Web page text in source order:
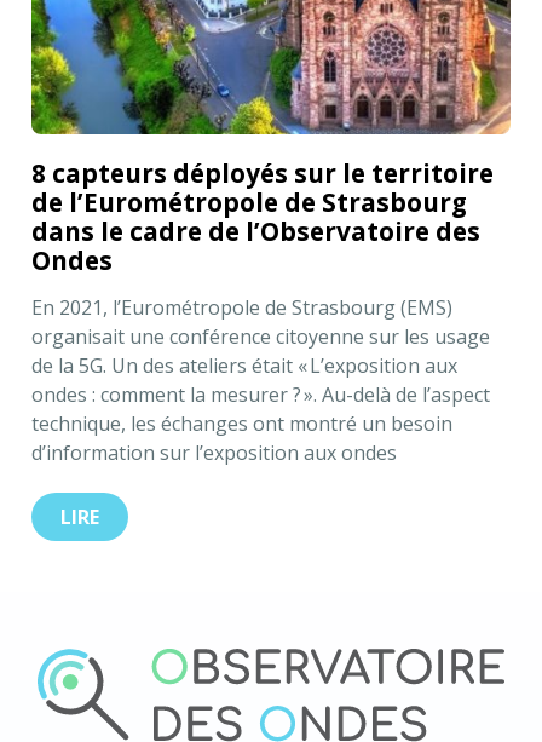
8 capteurs déployés sur le territoire
de l’Eurométropole de Strasbourg
dans le cadre de l’Observatoire des
Ondes
En 2021, l’Eurométropole de Strasbourg (EMS)
organisait une conférence citoyenne sur les usage
de la 5G. Un des ateliers était « L’exposition aux
ondes : comment la mesurer ? ». Au-delà de l’aspect
technique, les échanges ont montré un besoin
d’information sur l’exposition aux ondes
LIRE